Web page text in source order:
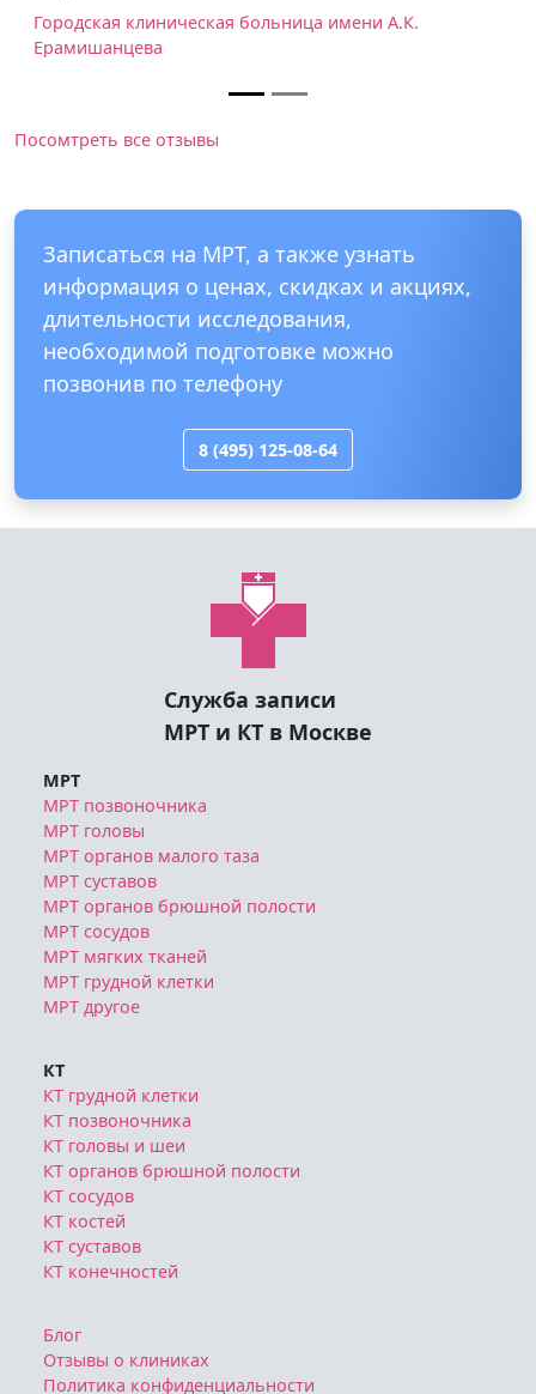
Городская клиническая больница имени А.К.
Ерамишанцева
Посомтреть все отзывы
Записаться на МРТ, а также узнать
информация о ценах, скидках и акциях,
длительности исследования,
необходимой подготовке можно
позвонив по телефону
8 (495) 125-08-64
Служба записи
МРТ и КТ в Москве
МРТ
МРТ позвоночника
МРТ головы
МРТ органов малого таза
МРТ суставов
МРТ органов брюшной полости
МРТ сосудов
МРТ мягких тканей
МРТ грудной клетки
МРТ другое
КТ
КТ грудной клетки
КТ позвоночника
КТ головы и шеи
КТ органов брюшной полости
КТ сосудов
КТ костей
КТ суставов
КТ конечностей
Блог
Отзывы о клиниках
Политика конфиденциальности